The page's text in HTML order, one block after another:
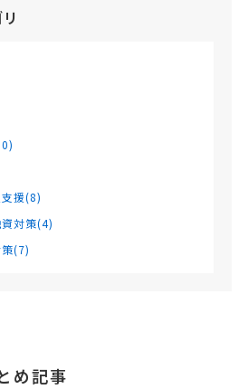
援(8)
対策(4)
(7)
め記事